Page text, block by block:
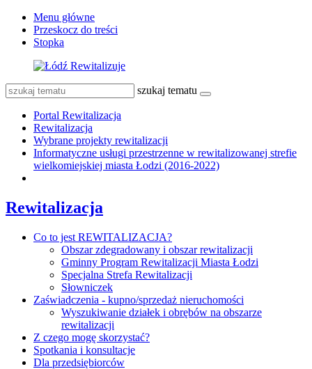
Menu główne
Przeskocz do treści
Stopka
szukaj tematu
Portal Rewitalizacja
Rewitalizacja
Wybrane projekty rewitalizacji
Informatyczne usługi przestrzenne w rewitalizowanej strefie
wielkomiejskiej miasta Łodzi (2016-2022)
Rewitalizacja
Co to jest REWITALIZACJA?
Obszar zdegradowany i obszar rewitalizacji
Gminny Program Rewitalizacji Miasta Łodzi
Specjalna Strefa Rewitalizacji
Słowniczek
Zaświadczenia - kupno/sprzedaż nieruchomości
Wyszukiwanie działek i obrębów na obszarze
rewitalizacji
Z czego mogę skorzystać?
Spotkania i konsultacje
Dla przedsiębiorców